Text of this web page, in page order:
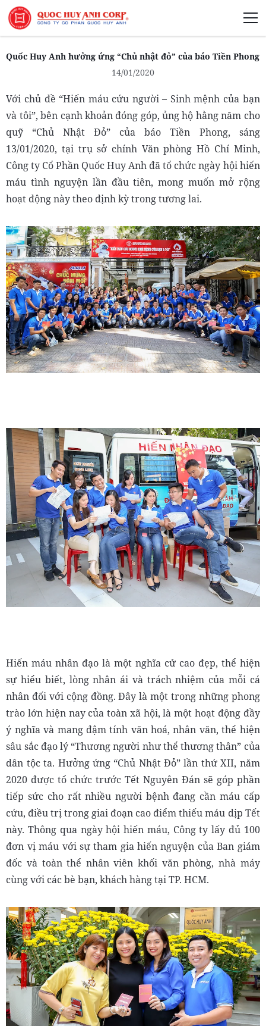
Giới Thiệu
Phát Triển Bền Vững
Truyền Thông Phát Triển
Quốc Huy Anh hưởng ứng “Chủ nhật đỏ” của báo Tiền Phong
14/01/2020
Với chủ đề “Hiến máu cứu người – Sinh mệnh của bạn
và tôi”, bên cạnh khoản đóng góp, ủng hộ hằng năm cho
quỹ “Chủ Nhật Đỏ” của báo Tiền Phong, sáng
13/01/2020, tại trụ sở chính Văn phòng Hồ Chí Minh,
Công ty Cổ Phần Quốc Huy Anh đã tổ chức ngày hội hiến
máu tình nguyện lần đầu tiên, mong muốn mở rộng
hoạt động này theo định kỳ trong tương lai.
Hiến máu nhân đạo là một nghĩa cử cao đẹp, thể hiện
sự hiểu biết, lòng nhân ái và trách nhiệm của mỗi cá
nhân đối với cộng đồng. Đây là một trong những phong
trào lớn hiện nay của toàn xã hội, là một hoạt động đầy
ý nghĩa và mang đậm tính văn hoá, nhân văn, thể hiện
sâu sắc đạo lý “Thương người như thể thương thân” của
dân tộc ta. Hưởng ứng “Chủ Nhật Đỏ” lần thứ XII, năm
2020 được tổ chức trước Tết Nguyên Đán sẽ góp phần
tiếp sức cho rất nhiều người bệnh đang cần máu cấp
cứu, điều trị trong giai đoạn cao điểm thiếu máu dịp Tết
này. Thông qua ngày hội hiến máu, Công ty lấy đủ 100
đơn vị máu với sự tham gia hiến nguyện của Ban giám
đốc và toàn thể nhân viên khối văn phòng, nhà máy
cùng với các bè bạn, khách hàng tại TP. HCM.